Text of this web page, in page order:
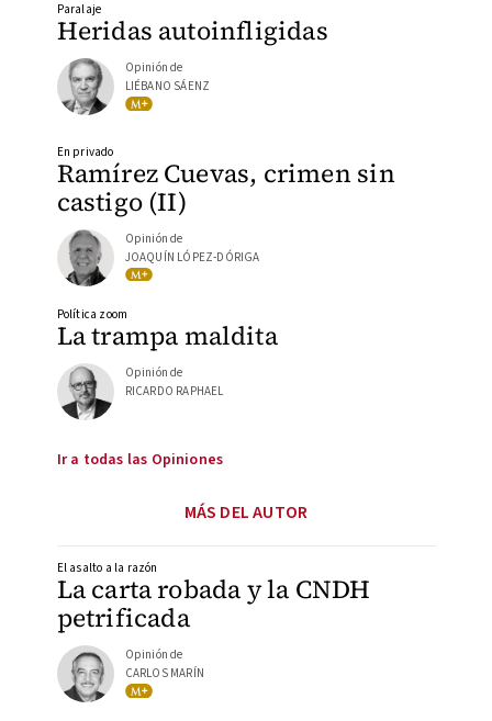
Heridas autoinfligidas
Paralaje
Opinión de
LIÉBANO SÁENZ
Ramírez Cuevas, crimen sin
castigo (II)
En privado
Opinión de
JOAQUÍN LÓPEZ-DÓRIGA
La trampa maldita
Política zoom
Opinión de
RICARDO RAPHAEL
Ir a todas las Opiniones
MÁS DEL AUTOR
La carta robada y la CNDH
petrificada
El asalto a la razón
Opinión de
CARLOS MARÍN